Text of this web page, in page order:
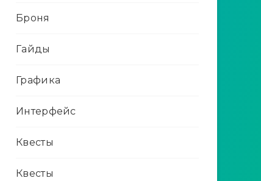
Броня
Гайды
Графика
Интерфейс
Квесты
Квесты